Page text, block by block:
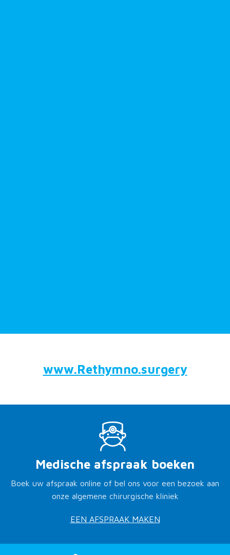
www.Rethymno.surgery
Medische afspraak boeken
Boek uw afspraak online of bel ons voor een bezoek aan
onze algemene chirurgische kliniek
EEN AFSPRAAK MAKEN